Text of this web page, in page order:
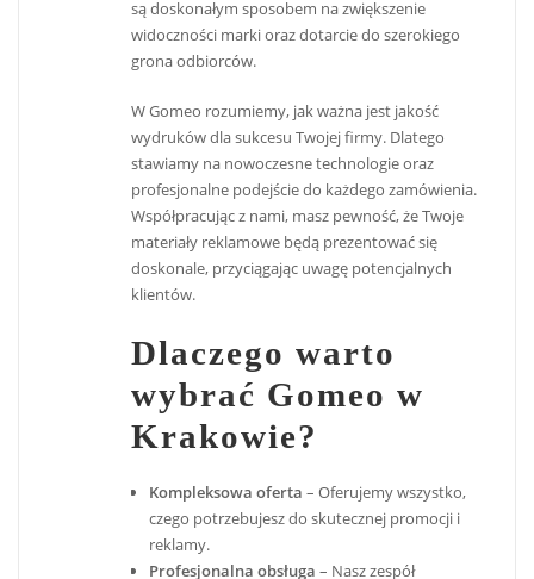
są doskonałym sposobem na zwiększenie
widoczności marki oraz dotarcie do szerokiego
grona odbiorców.
W Gomeo rozumiemy, jak ważna jest jakość
wydruków dla sukcesu Twojej firmy. Dlatego
stawiamy na nowoczesne technologie oraz
profesjonalne podejście do każdego zamówienia.
Współpracując z nami, masz pewność, że Twoje
materiały reklamowe będą prezentować się
doskonale, przyciągając uwagę potencjalnych
klientów.
Dlaczego warto
wybrać Gomeo w
Krakowie?
Kompleksowa oferta – Oferujemy wszystko,
czego potrzebujesz do skutecznej promocji i
reklamy.
Profesjonalna obsługa – Nasz zespół